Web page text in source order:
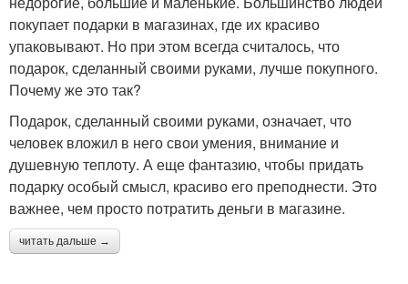
покупает подарки в магазинах, где их красиво
упаковывают. Но при этом всегда считалось, что
подарок, сделанный своими руками, лучше покупного.
Почему же это так?
Подарок, сделанный своими руками, означает, что
человек вложил в него свои умения, внимание и
душевную теплоту. А еще фантазию, чтобы придать
подарку особый смысл, красиво его преподнести. Это
важнее, чем просто потратить деньги в магазине.
читать дальше →